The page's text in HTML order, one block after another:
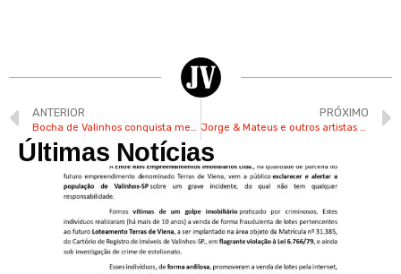
ANTERIOR
Bocha de Valinhos conquista medalha de prata nos Jogos Regionais
PRÓXIMO
Jorge & Mateus e outros artistas são anunciados para Rodeio de Jaguariúna
Últimas Notícias